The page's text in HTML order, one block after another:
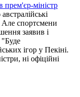
прем'єр-міністр
Але спортсмени
заявив і
"Буде
ігор у Пекіні.
ні офіційні